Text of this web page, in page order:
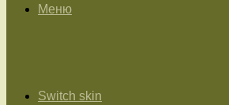
Меню
Switch skin